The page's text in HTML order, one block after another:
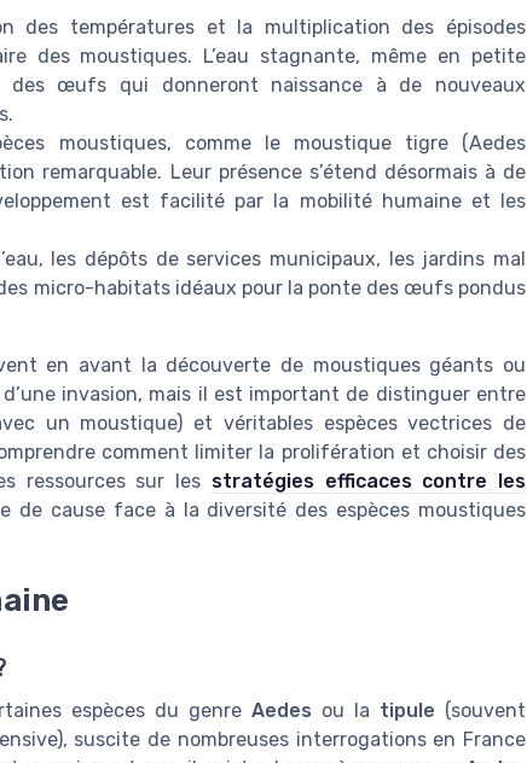
des températures et la multiplication des épisodes
des moustiques. L’eau stagnante, même en petite
œufs qui donneront naissance à de nouveaux
moustiques, comme le moustique tigre (Aedes
remarquable. Leur présence s’étend désormais à de
est facilité par la mobilité humaine et les
les dépôts de services municipaux, les jardins mal
micro-habitats idéaux pour la ponte des œufs pondus
en avant la découverte de moustiques géants ou
invasion, mais il est important de distinguer entre
un moustique) et véritables espèces vectrices de
comment limiter la prolifération et choisir des
ressources sur les stratégies efficaces contre les
de cause face à la diversité des espèces moustiques
espèces du genre Aedes ou la tipule (souvent
suscite de nombreuses interrogations en France